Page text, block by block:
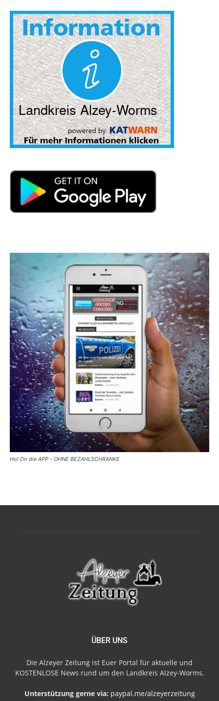
Hol Dir die APP - OHNE BEZAHLSCHRANKE
ÜBER UNS
Die Alzeyer Zeitung ist Euer Portal für aktuelle und
KOSTENLOSE News rund um den Landkreis Alzey-Worms.
Unterstützung gerne via: paypal.me/alzeyerzeitung